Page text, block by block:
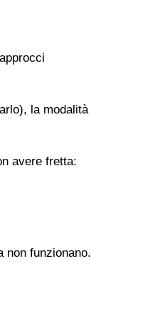
la modalità
avere fretta:
non funzionano.